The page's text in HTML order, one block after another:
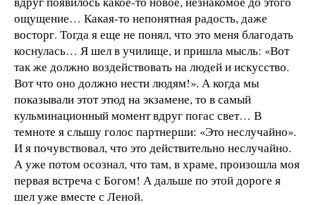
ощущение… Какая-то непонятная радость, даже
восторг. Тогда я еще не понял, что это меня благодать
коснулась… Я шел в училище, и пришла мысль: «Вот
так же должно воздействовать на людей и искусство.
Вот что оно должно нести людям!». А когда мы
показывали этот этюд на экзамене, то в самый
кульминационный момент вдруг погас свет… В
темноте я слышу голос партнерши: «Это неслучайно».
И я почувствовал, что это действительно неслучайно.
А уже потом осознал, что там, в храме, произошла моя
первая встреча с Богом! А дальше по этой дороге я
шел уже вместе с Леной.